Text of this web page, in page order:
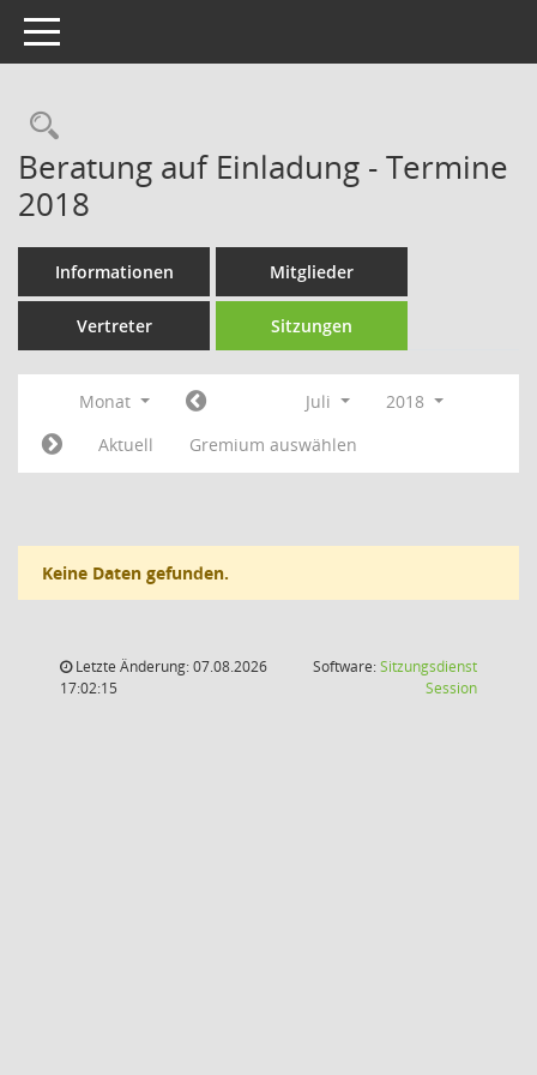
Toggle navigation
Rechercheauswahl
Beratung auf Einladung - Termine
2018
Informationen Mitglieder
Vertreter Sitzungen
Monat Juli
2018
Aktuell
Gremium auswählen
Keine Daten gefunden.
Letzte Änderung: 07.08.2026
17:02:15
Software:Sitzungsdienst
Session(Wird in